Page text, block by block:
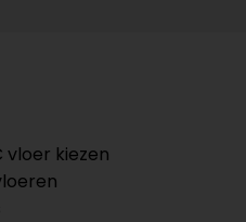
vloer kiezen